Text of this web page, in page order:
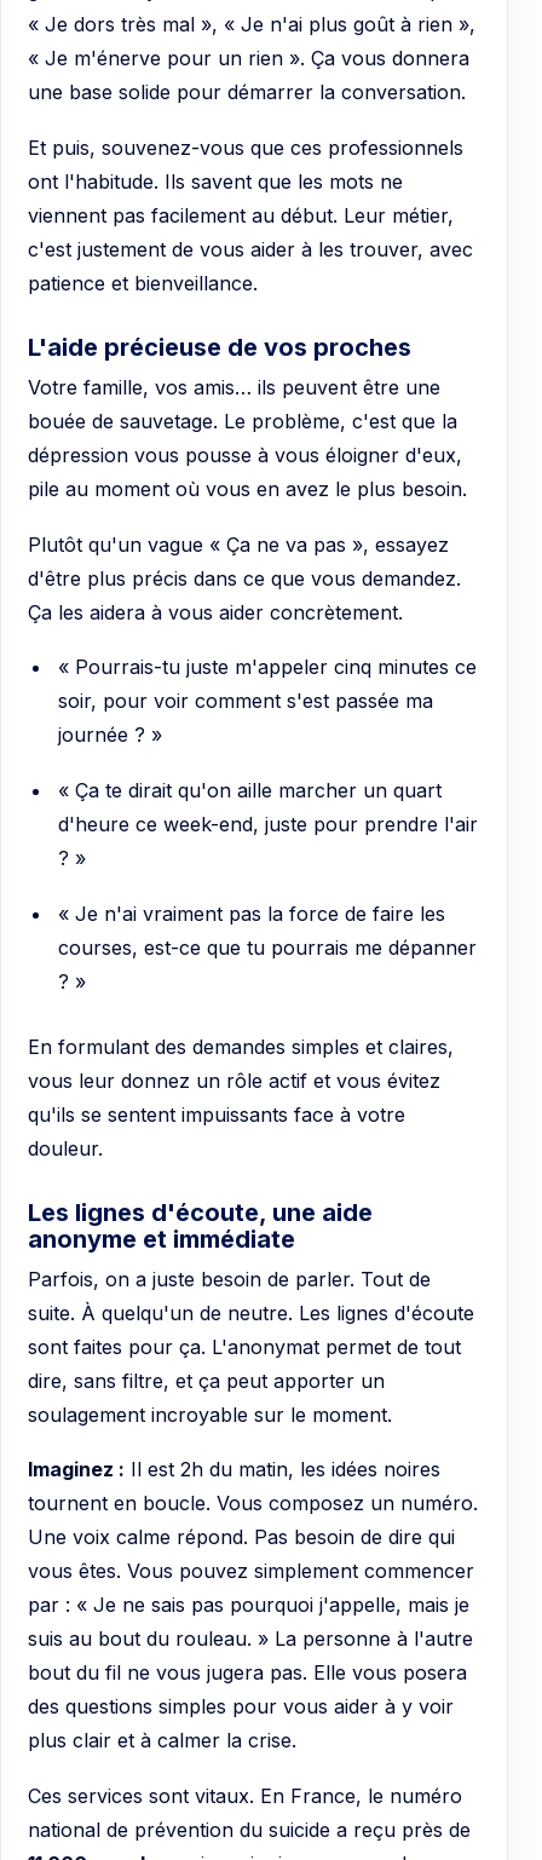
« Je dors très mal », « Je n'ai plus goût à rien »,
« Je m'énerve pour un rien ». Ça vous donnera
une base solide pour démarrer la conversation.
Et puis, souvenez-vous que ces professionnels
ont l'habitude. Ils savent que les mots ne
viennent pas facilement au début. Leur métier,
c'est justement de vous aider à les trouver, avec
patience et bienveillance.
L'aide précieuse de vos proches
Votre famille, vos amis… ils peuvent être une
bouée de sauvetage. Le problème, c'est que la
dépression vous pousse à vous éloigner d'eux,
pile au moment où vous en avez le plus besoin.
Plutôt qu'un vague « Ça ne va pas », essayez
d'être plus précis dans ce que vous demandez.
Ça les aidera à vous aider concrètement.
« Pourrais-tu juste m'appeler cinq minutes ce
soir, pour voir comment s'est passée ma
journée ? »
« Ça te dirait qu'on aille marcher un quart
d'heure ce week-end, juste pour prendre l'air
? »
« Je n'ai vraiment pas la force de faire les
courses, est-ce que tu pourrais me dépanner
? »
En formulant des demandes simples et claires,
vous leur donnez un rôle actif et vous évitez
qu'ils se sentent impuissants face à votre
douleur.
Les lignes d'écoute, une aide
anonyme et immédiate
Parfois, on a juste besoin de parler. Tout de
suite. À quelqu'un de neutre. Les lignes d'écoute
sont faites pour ça. L'anonymat permet de tout
dire, sans filtre, et ça peut apporter un
soulagement incroyable sur le moment.
Imaginez : Il est 2h du matin, les idées noires
tournent en boucle. Vous composez un numéro.
Une voix calme répond. Pas besoin de dire qui
vous êtes. Vous pouvez simplement commencer
par : « Je ne sais pas pourquoi j'appelle, mais je
suis au bout du rouleau. » La personne à l'autre
bout du fil ne vous jugera pas. Elle vous posera
des questions simples pour vous aider à y voir
plus clair et à calmer la crise.
Ces services sont vitaux. En France, le numéro
national de prévention du suicide a reçu près de